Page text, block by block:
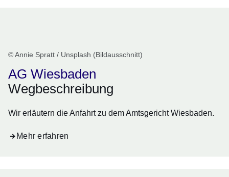
© Annie Spratt / Unsplash (Bildausschnitt)
AG Wiesbaden
Wegbeschreibung
Wir erläutern die Anfahrt zu dem Amtsgericht Wiesbaden.
Mehr erfahren